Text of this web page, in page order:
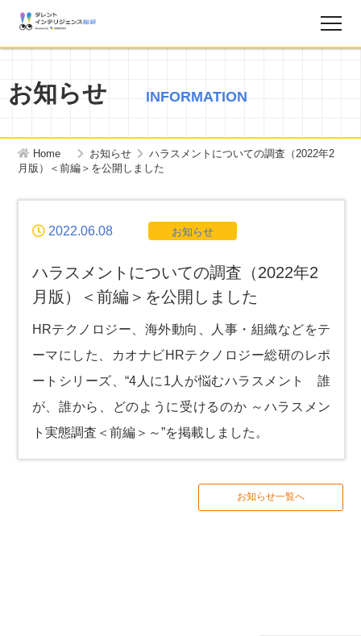
タレントインテリジェンス総研とは？
個人情報保護方針
サイトマップ
お知らせ INFORMATION
Home お知らせ
ハラスメントについての調査（2022年2
月版）＜前編＞を公開しました
2022.06.08 お知らせ
ハラスメントについての調査（2022年2
月版）＜前編＞を公開しました
HRテクノロジー、海外動向、人事・組織などをテ
ーマにした、カオナビHRテクノロジー総研のレポ
ートシリーズ、“4人に1人が悩むハラスメント 誰
が、誰から、どのように受けるのか ～ハラスメン
ト実態調査＜前編＞～”を掲載しました。
お知らせ一覧へ